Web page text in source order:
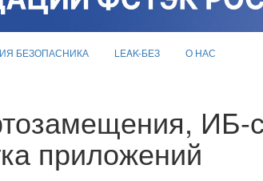
БЕЗОПАСНИКА LEAK-БЕЗ О НАС
ИБ-
приложений